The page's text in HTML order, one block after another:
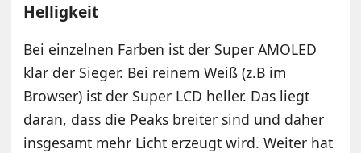
Helligkeit
Bei einzelnen Farben ist der Super AMOLED
klar der Sieger. Bei reinem Weiß (z.B im
Browser) ist der Super LCD heller. Das liegt
daran, dass die Peaks breiter sind und daher
insgesamt mehr Licht erzeugt wird. Weiter hat